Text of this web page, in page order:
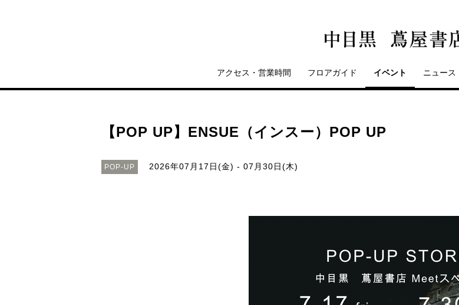
アクセス・営業時間 フロアガイド イベント ニュース
【POP UP】ENSUE（インスー）POP UP
POP-UP 2026年07月17日(金) - 07月30日(木)